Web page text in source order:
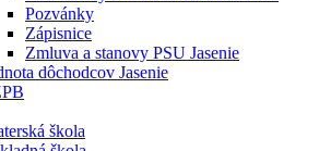
Pozvánky
Zápisnice
Zmluva a stanovy PSU Jasenie
dôchodcov Jasenie
škola